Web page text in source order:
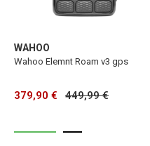
WAHOO
Wahoo Elemnt Roam v3 gps
379,90 € 449,99 €